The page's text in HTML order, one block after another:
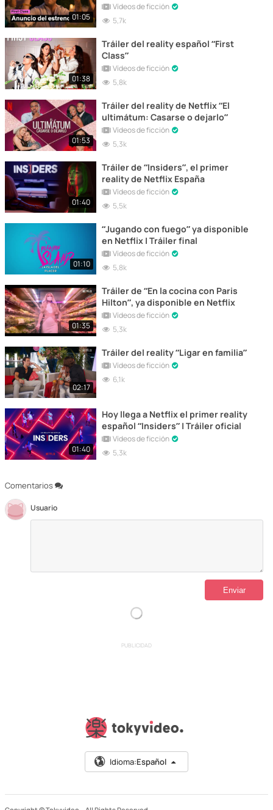
Comentarios
Usuario
01:05
Vídeos de ficción
5,7k
01:38
Tráiler del reality español “First
Class”
Vídeos de ficción
5,8k
01:53
Tráiler del reality de Netflix “El
ultimátum: Casarse o dejarlo”
Vídeos de ficción
5,3k
01:40
Tráiler de “Insiders”, el primer
reality de Netflix España
Vídeos de ficción
5,5k
01:10
“Jugando con fuego” ya disponible
en Netflix | Tráiler final
Vídeos de ficción
5,8k
01:35
Tráiler de “En la cocina con Paris
Hilton”, ya disponible en Netflix
Vídeos de ficción
5,3k
02:17
Tráiler del reality “Ligar en familia”
Vídeos de ficción
6,1k
01:40
Hoy llega a Netflix el primer reality
español “Insiders” | Tráiler oficial
Vídeos de ficción
5,3k
PUBLICIDAD
Idioma:Español